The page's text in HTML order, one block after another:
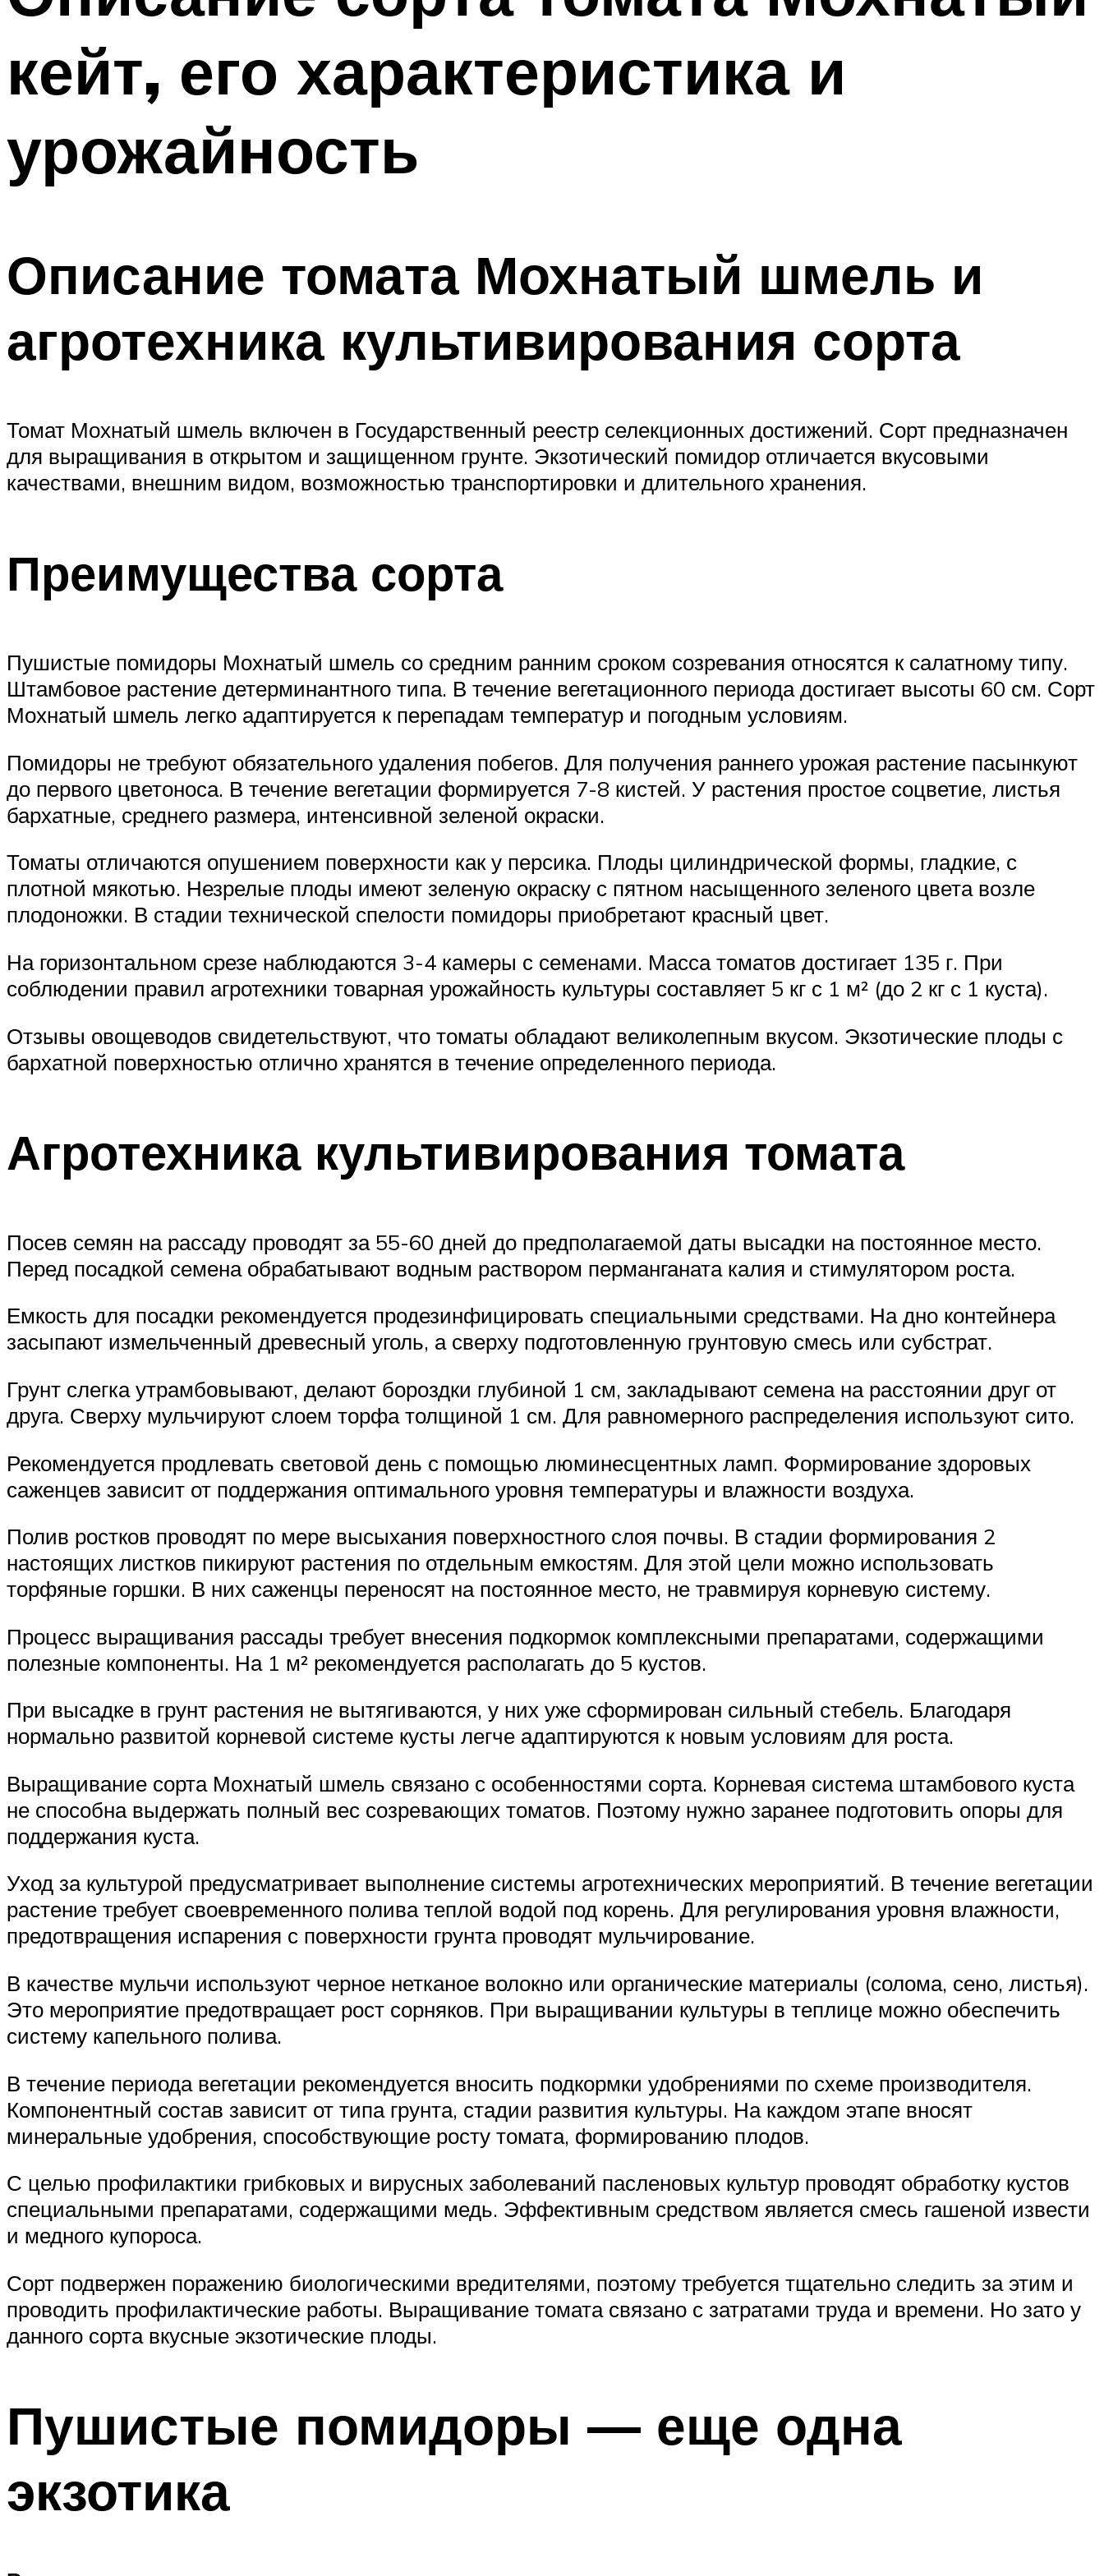
кейт, его характеристика и
урожайность
Описание томата Мохнатый шмель и
агротехника культивирования сорта
Томат Мохнатый шмель включен в Государственный реестр селекционных достижений. Сорт предназначен
для выращивания в открытом и защищенном грунте. Экзотический помидор отличается вкусовыми
качествами, внешним видом, возможностью транспортировки и длительного хранения.
Преимущества сорта
Пушистые помидоры Мохнатый шмель со средним ранним сроком созревания относятся к салатному типу.
Штамбовое растение детерминантного типа. В течение вегетационного периода достигает высоты 60 см. Сорт
Мохнатый шмель легко адаптируется к перепадам температур и погодным условиям.
Помидоры не требуют обязательного удаления побегов. Для получения раннего урожая растение пасынкуют
до первого цветоноса. В течение вегетации формируется 7-8 кистей. У растения простое соцветие, листья
бархатные, среднего размера, интенсивной зеленой окраски.
Томаты отличаются опушением поверхности как у персика. Плоды цилиндрической формы, гладкие, с
плотной мякотью. Незрелые плоды имеют зеленую окраску с пятном насыщенного зеленого цвета возле
плодоножки. В стадии технической спелости помидоры приобретают красный цвет.
На горизонтальном срезе наблюдаются 3-4 камеры с семенами. Масса томатов достигает 135 г. При
соблюдении правил агротехники товарная урожайность культуры составляет 5 кг с 1 м² (до 2 кг с 1 куста).
Отзывы овощеводов свидетельствуют, что томаты обладают великолепным вкусом. Экзотические плоды с
бархатной поверхностью отлично хранятся в течение определенного периода.
Агротехника культивирования томата
Посев семян на рассаду проводят за 55-60 дней до предполагаемой даты высадки на постоянное место.
Перед посадкой семена обрабатывают водным раствором перманганата калия и стимулятором роста.
Емкость для посадки рекомендуется продезинфицировать специальными средствами. На дно контейнера
засыпают измельченный древесный уголь, а сверху подготовленную грунтовую смесь или субстрат.
Грунт слегка утрамбовывают, делают бороздки глубиной 1 см, закладывают семена на расстоянии друг от
друга. Сверху мульчируют слоем торфа толщиной 1 см. Для равномерного распределения используют сито.
Рекомендуется продлевать световой день с помощью люминесцентных ламп. Формирование здоровых
саженцев зависит от поддержания оптимального уровня температуры и влажности воздуха.
Полив ростков проводят по мере высыхания поверхностного слоя почвы. В стадии формирования 2
настоящих листков пикируют растения по отдельным емкостям. Для этой цели можно использовать
торфяные горшки. В них саженцы переносят на постоянное место, не травмируя корневую систему.
Процесс выращивания рассады требует внесения подкормок комплексными препаратами, содержащими
полезные компоненты. На 1 м² рекомендуется располагать до 5 кустов.
При высадке в грунт растения не вытягиваются, у них уже сформирован сильный стебель. Благодаря
нормально развитой корневой системе кусты легче адаптируются к новым условиям для роста.
Выращивание сорта Мохнатый шмель связано с особенностями сорта. Корневая система штамбового куста
не способна выдержать полный вес созревающих томатов. Поэтому нужно заранее подготовить опоры для
поддержания куста.
Уход за культурой предусматривает выполнение системы агротехнических мероприятий. В течение вегетации
растение требует своевременного полива теплой водой под корень. Для регулирования уровня влажности,
предотвращения испарения с поверхности грунта проводят мульчирование.
В качестве мульчи используют черное нетканое волокно или органические материалы (солома, сено, листья).
Это мероприятие предотвращает рост сорняков. При выращивании культуры в теплице можно обеспечить
систему капельного полива.
В течение периода вегетации рекомендуется вносить подкормки удобрениями по схеме производителя.
Компонентный состав зависит от типа грунта, стадии развития культуры. На каждом этапе вносят
минеральные удобрения, способствующие росту томата, формированию плодов.
С целью профилактики грибковых и вирусных заболеваний пасленовых культур проводят обработку кустов
специальными препаратами, содержащими медь. Эффективным средством является смесь гашеной извести
и медного купороса.
Сорт подвержен поражению биологическими вредителями, поэтому требуется тщательно следить за этим и
проводить профилактические работы. Выращивание томата связано с затратами труда и времени. Но зато у
данного сорта вкусные экзотические плоды.
Пушистые помидоры — еще одна
экзотика